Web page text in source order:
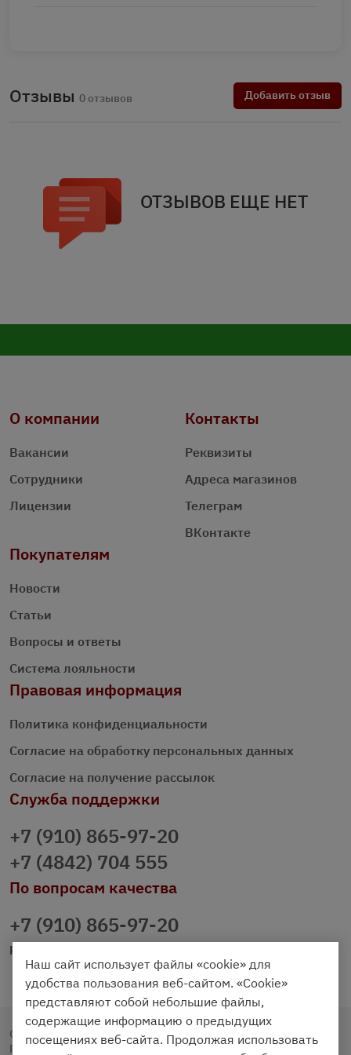
Отзывы 0 отзывов Добавить отзыв
ОТЗЫВОВ ЕЩЕ НЕТ
О компании
Вакансии
Сотрудники
Лицензии
Контакты
Реквизиты
Адреса магазинов
Телеграм
ВКонтакте
Покупателям
Новости
Статьи
Вопросы и ответы
Система лояльности
Правовая информация
Политика конфиденциальности
Согласие на обработку персональных данных
Согласие на получение рассылок
Служба поддержки
+7 (910) 865-97-20
+7 (4842) 704 555
По вопросам качества
+7 (910) 865-97-20
prazdnichniy40@palmi.ru
Copyright © 2020 - 2026. Праздничный Стол.
Разработка и продвижение - Vegas Studio
Наш сайт использует файлы «cookie» для
удобства пользования веб-сайтом. «Cookie»
представляют собой небольшие файлы,
содержащие информацию о предыдущих
посещениях веб-сайта. Продолжая использовать